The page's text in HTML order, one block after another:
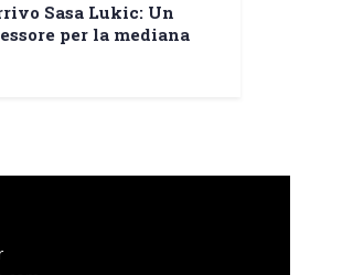
Sasa Lukic: Un
per la mediana